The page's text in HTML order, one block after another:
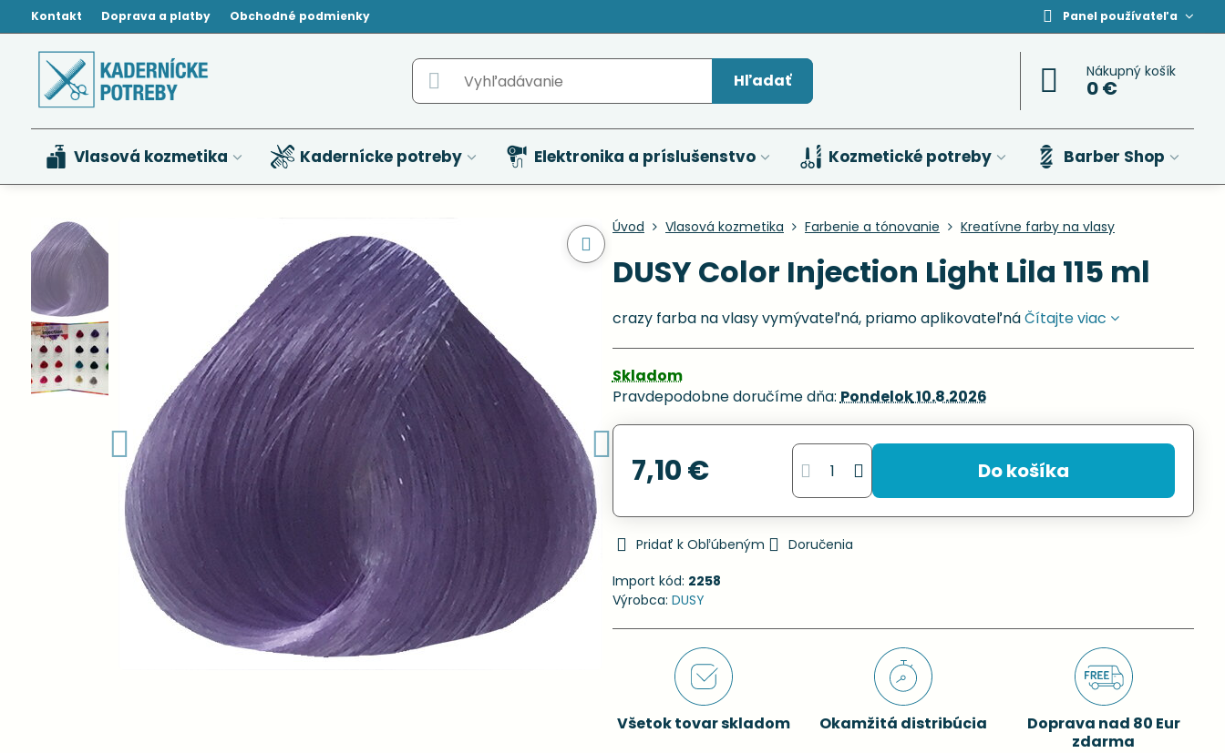
Kontakt Doprava a platby Obchodné podmienky Panel používateľa
Hľadať Nákupný košík
0 €
Vlasová kozmetika Kadernícke potreby Elektronika a príslušenstvo Kozmetické potreby Barber Shop
Úvod Vlasová kozmetika Farbenie a tónovanie Kreatívne farby na vlasy
DUSY Color Injection Light Lila 115 ml
crazy farba na vlasy vymývateľná, priamo aplikovateľnáČítajte viac
Skladom
Pravdepodobne doručíme dňa:Pondelok10.8.2026
7,10 € Do košíka
Pridať k Obľúbeným
Doručenia
Import kód: 2258
Výrobca: DUSY
Všetok tovar skladom Okamžitá distribúcia
Doprava nad 80 Eur
zdarma